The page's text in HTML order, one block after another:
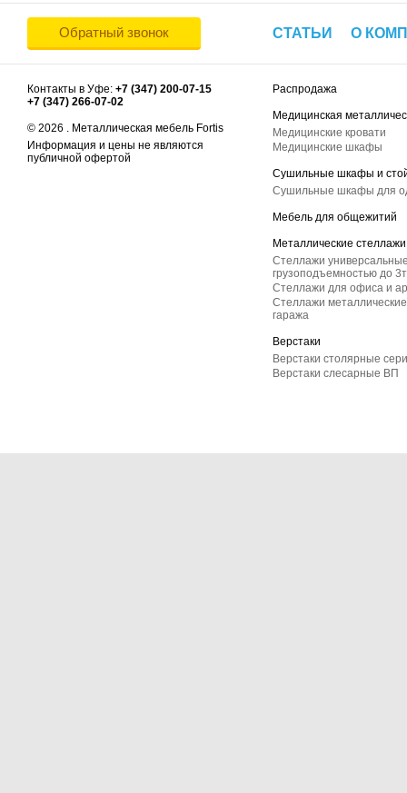
Обратный звонок СТАТЬИ О
Контакты в Уфе: +7 (347) 200-07-15
+7 (347) 266-07-02
© 2026 . Металлическая мебель Fortis
Информация и цены не являются
публичной офертой
Распродажа
Медицинская
Медицинские кровати
Медицинские шкафы
Сушильные шкафы и
Сушильные шкафы для
Мебель для общежитий
Металлические стеллажи
Стеллажи
грузоподъемностью до
Стеллажи для офиса и
Стеллажи
гаража
Верстаки
Верстаки столярные
Верстаки слесарные ВП